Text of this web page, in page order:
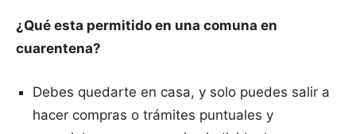
¿Qué esta permitido en una comuna en
cuarentena?
Debes quedarte en casa, y solo puedes salir a
hacer compras o trámites puntuales y